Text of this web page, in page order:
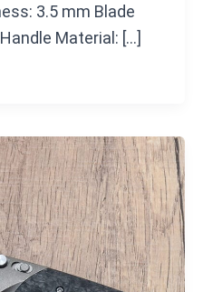
3.5 mm Blade
Material: […]